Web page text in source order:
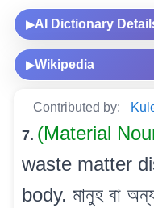
▶AI Dictionary
▶Wikipedia
Contributed by:
7. (Material
waste matter
body. মানুহ বা